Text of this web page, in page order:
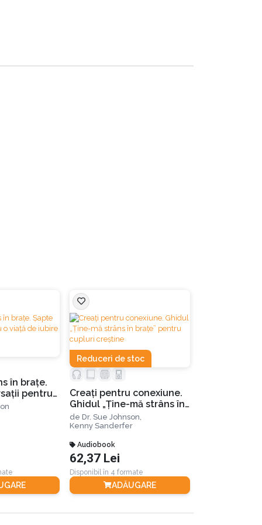
și refacerii relațiilor de iubire decât
distins cu numeroase premii la
de Cuplu și Familială Centrată pe Emoții
din Nashville, Tenessee. A făcut
în relația lor.
momentele și mesajele-cheie care
necesare unei forme de terapie de
în relație;
în braţe.
pentru
Reduceri de stoc
Creați pentru conexiune.
Ghidul „Ține-mă strâns în
brațe” pentru cupluri
creștine
de Dr. Sue Johnson,
Kenny Sanderfer
Audiobook
62,37 Lei
Disponibil în 4 formate
ADĂUGARE